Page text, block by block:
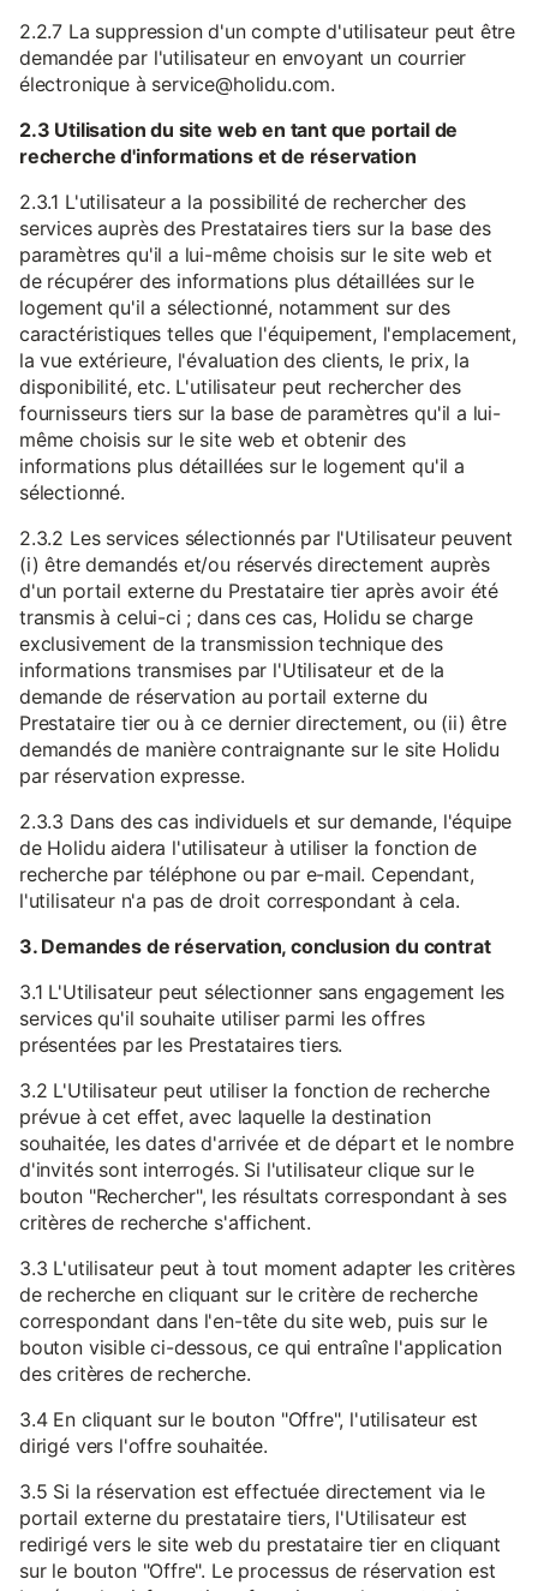
2.2.7 La suppression d'un compte d'utilisateur peut être
demandée par l'utilisateur en envoyant un courrier
électronique à service@holidu.com.
2.3 Utilisation du site web en tant que portail de
recherche d'informations et de réservation
2.3.1 L'utilisateur a la possibilité de rechercher des
services auprès des Prestataires tiers sur la base des
paramètres qu'il a lui-même choisis sur le site web et
de récupérer des informations plus détaillées sur le
logement qu'il a sélectionné, notamment sur des
caractéristiques telles que l'équipement, l'emplacement,
la vue extérieure, l'évaluation des clients, le prix, la
disponibilité, etc. L'utilisateur peut rechercher des
fournisseurs tiers sur la base de paramètres qu'il a lui-
même choisis sur le site web et obtenir des
informations plus détaillées sur le logement qu'il a
sélectionné.
2.3.2 Les services sélectionnés par l'Utilisateur peuvent
(i) être demandés et/ou réservés directement auprès
d'un portail externe du Prestataire tier après avoir été
transmis à celui-ci ; dans ces cas, Holidu se charge
exclusivement de la transmission technique des
informations transmises par l'Utilisateur et de la
demande de réservation au portail externe du
Prestataire tier ou à ce dernier directement, ou (ii) être
demandés de manière contraignante sur le site Holidu
par réservation expresse.
2.3.3 Dans des cas individuels et sur demande, l'équipe
de Holidu aidera l'utilisateur à utiliser la fonction de
recherche par téléphone ou par e-mail. Cependant,
l'utilisateur n'a pas de droit correspondant à cela.
3. Demandes de réservation, conclusion du contrat
3.1 L'Utilisateur peut sélectionner sans engagement les
services qu'il souhaite utiliser parmi les offres
présentées par les Prestataires tiers.
3.2 L'Utilisateur peut utiliser la fonction de recherche
prévue à cet effet, avec laquelle la destination
souhaitée, les dates d'arrivée et de départ et le nombre
d'invités sont interrogés. Si l'utilisateur clique sur le
bouton "Rechercher", les résultats correspondant à ses
critères de recherche s'affichent.
3.3 L'utilisateur peut à tout moment adapter les critères
de recherche en cliquant sur le critère de recherche
correspondant dans l'en-tête du site web, puis sur le
bouton visible ci-dessous, ce qui entraîne l'application
des critères de recherche.
3.4 En cliquant sur le bouton "Offre", l'utilisateur est
dirigé vers l'offre souhaitée.
3.5 Si la réservation est effectuée directement via le
portail externe du prestataire tiers, l'Utilisateur est
redirigé vers le site web du prestataire tier en cliquant
sur le bouton "Offre". Le processus de réservation est